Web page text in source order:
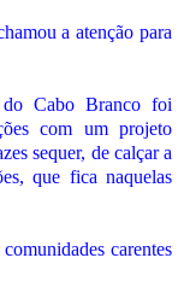
a atenção para
do Cabo Branco foi
com um projeto
sequer, de calçar a
que fica naquelas
carentes